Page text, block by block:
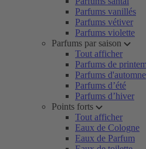
Parfums vanillés
Parfums vétiver
Parfums violette
Parfums par saison
Tout afficher
Parfums de
Parfums d'automne
Parfums d’été
Parfums d’hiver
Points forts
Tout afficher
Eaux de Cologne
Eaux de Parfum